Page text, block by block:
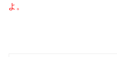
よ。